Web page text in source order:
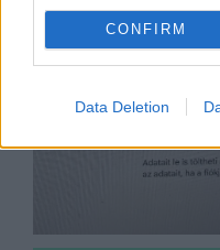
CONFIRM
Data Deletion